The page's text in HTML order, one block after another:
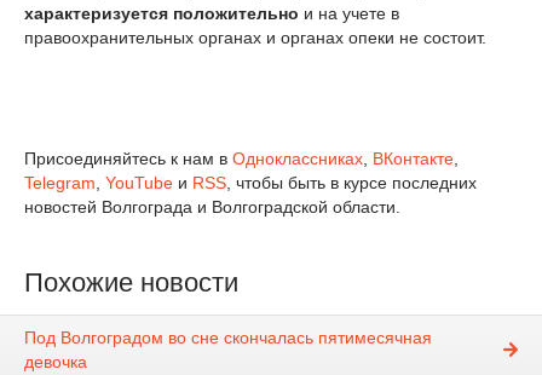
характеризуется положительно и на учете в
правоохранительных органах и органах опеки не состоит.
Присоединяйтесь к нам в Одноклассниках ВКонтакте
Telegram YouTube и RSS , чтобы быть в курсе последних
новостей Волгограда и Волгоградской области.
Похожие новости
Под Волгоградом во сне скончалась пятимесячная
девочка